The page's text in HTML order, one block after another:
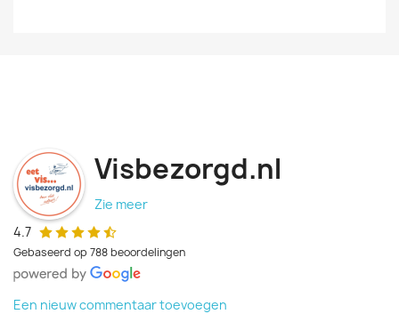
Visbezorgd.nl
Zie meer
4.7
Gebaseerd op 788 beoordelingen
Een nieuw commentaar toevoegen